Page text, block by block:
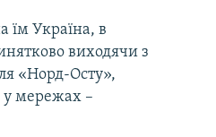
їм Україна, в
виходячи з
«Норд-Осту»,
у мережах –